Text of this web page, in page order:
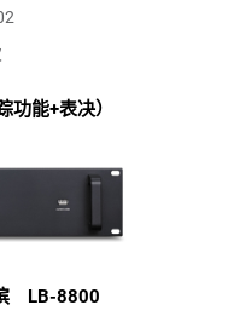
能+表决）
LB-8800